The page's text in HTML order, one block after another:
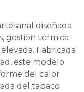
diseñada
gestión térmica
Fabricada
este modelo
del calor
del tabaco